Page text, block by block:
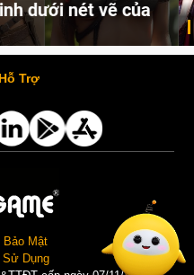
Piece
Những cô nàng nóng bỏng Boa Hancock, Nico Robin, Nami, Yamato hay Perona được AI vẽ lại dưới hình thức Cosplay cực kỳ chuẩn chỉnh.
Hỗ Trợ
Bảo Mật
Sử Dụng